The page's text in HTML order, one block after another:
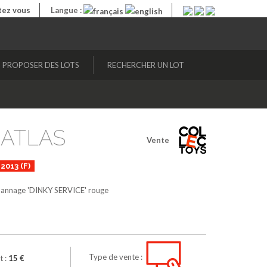
vous Langue :
PROPOSER DES LOTS RECHERCHER UN LOT
Vente
(F)
'DINKY SERVICE' rouge
: 15 € Type de vente :